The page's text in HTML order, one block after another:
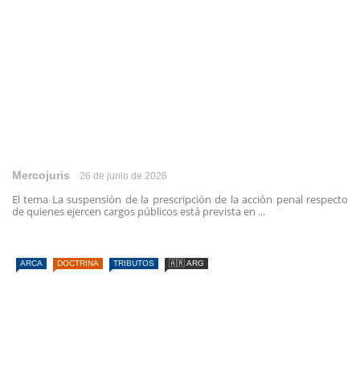
Mercojuris 26 de junio de 2026
El tema La suspensión de la prescripción de la acción penal respecto
de quienes ejercen cargos públicos está prevista en ...
ARCA DOCTRINA TRIBUTOS 🇦🇷 ARG